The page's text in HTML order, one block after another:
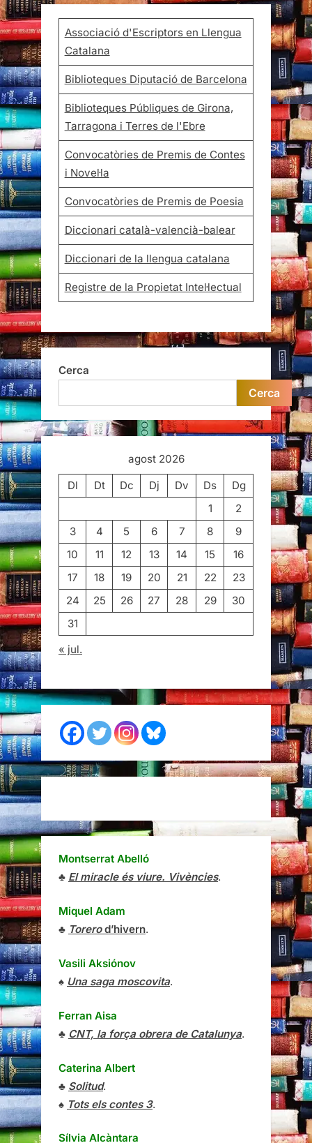
Associació d'Escriptors en Llengua
Catalana
Biblioteques Diputació de Barcelona
Biblioteques Públiques de Girona,
Tarragona i Terres de l'Ebre
Convocatòries de Premis de Contes
i Novel·la
Convocatòries de Premis de Poesia
Diccionari català-valencià-balear
Diccionari de la llengua catalana
Registre de la Propietat Intel·lectual
Cerca
Cerca
agost 2026
Dl
Dt Dc Dj Dv Ds
Dg
1
2
3
4 5 6 7 8
9
10
11 12 13 14 15
16
17
18 19 20 21 22
23
24
25 26 27 28 29
30
31
« jul.
Montserrat Abelló
♣ El miracle és viure. Vivències.
Miquel Adam
♣ Torerod’hivern.
Vasili Aksiónov
♠ Una saga moscovita.
Ferran Aisa
♣ CNT, la força obrera de Catalunya.
Caterina Albert
♣ Solitud.
♠ Tots els contes 3.
Sílvia Alcàntara